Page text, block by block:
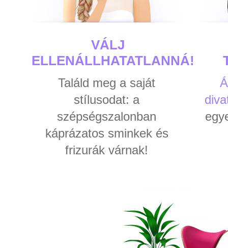
VÁLJ
ELLENÁLLHATATLANNÁ!
Találd meg a saját
stílusodat: a
szépségszalonban
káprázatos sminkek és
frizurák várnak!